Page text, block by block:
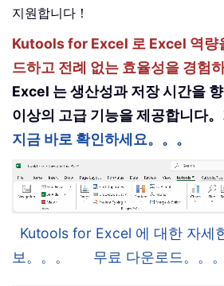
지원합니다！
Kutools for Excel 로 Excel 역량
드하고 전례 없는 효율성을 경험하
Excel 는 생산성과 저장 시간을
이상의 고급 기능을 제공합니다。
지금 바로 확인하세요。。。
Kutools for Excel 에 대한 자세
보。。。
무료 다운로드。。。